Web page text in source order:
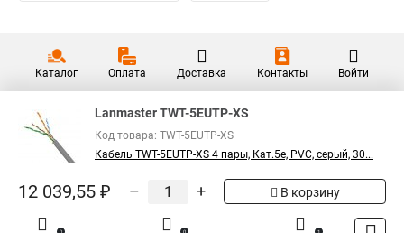
Каталог Оплата Доставка Контакты Войти
Lanmaster TWT-5EUTP-XS
Код товара: TWT-5EUTP-XS
Кабель TWT-5EUTP-XS 4 пары, Кат.5e, PVC, серый, 30...
12 039,55 ₽ – + В корзину
0 0 1